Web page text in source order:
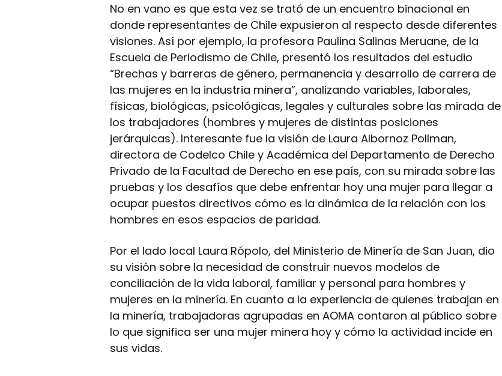
No en vano es que esta vez se trató de un encuentro binacional en
donde representantes de Chile expusieron al respecto desde diferentes
visiones. Así por ejemplo, la profesora Paulina Salinas Meruane, de la
Escuela de Periodismo de Chile, presentó los resultados del estudio
“Brechas y barreras de género, permanencia y desarrollo de carrera de
las mujeres en la industria minera”, analizando variables, laborales,
físicas, biológicas, psicológicas, legales y culturales sobre las mirada de
los trabajadores (hombres y mujeres de distintas posiciones
jerárquicas). Interesante fue la visión de Laura Albornoz Pollman,
directora de Codelco Chile y Académica del Departamento de Derecho
Privado de la Facultad de Derecho en ese país, con su mirada sobre las
pruebas y los desafíos que debe enfrentar hoy una mujer para llegar a
ocupar puestos directivos cómo es la dinámica de la relación con los
hombres en esos espacios de paridad.
Por el lado local Laura Rópolo, del Ministerio de Minería de San Juan, dio
su visión sobre la necesidad de construir nuevos modelos de
conciliación de la vida laboral, familiar y personal para hombres y
mujeres en la minería. En cuanto a la experiencia de quienes trabajan en
la minería, trabajadoras agrupadas en AOMA contaron al público sobre
lo que significa ser una mujer minera hoy y cómo la actividad incide en
sus vidas.